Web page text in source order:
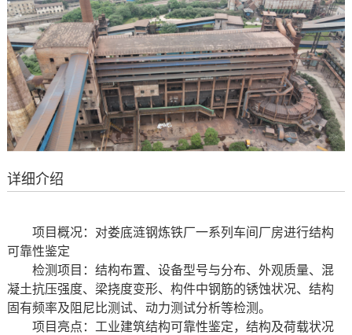
详细介绍
项目概况：对娄底涟钢炼铁厂一系列车间厂房进行结构
可靠性鉴定
检测项目：结构布置、设备型号与分布、外观质量、混
凝土抗压强度、梁挠度变形、构件中钢筋的锈蚀状况、结构
固有频率及阻尼比测试、动力测试分析等检测。
项目 亮点： 工业建筑结构可靠性鉴定，结构及荷载状况